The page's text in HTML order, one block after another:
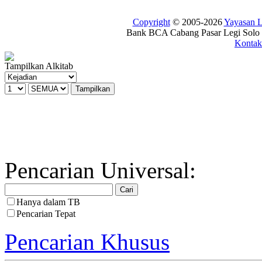
Copyright© 2005-2026Yayasan
Bank BCA Cabang Pasar Legi
Kontak
Tampilkan Alkitab
Pencarian Universal:
Hanya dalam TB
Pencarian Tepat
Pencarian Khusus